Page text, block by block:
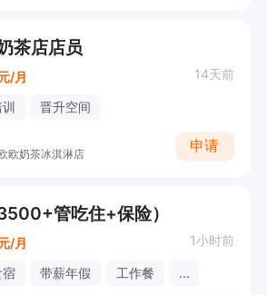
茶店店员
/月 14天前
晋升空间
欧奶茶冰淇淋店
申请
管吃住+保险）
/月 1小时前
宿 带薪年假 工作餐 ...